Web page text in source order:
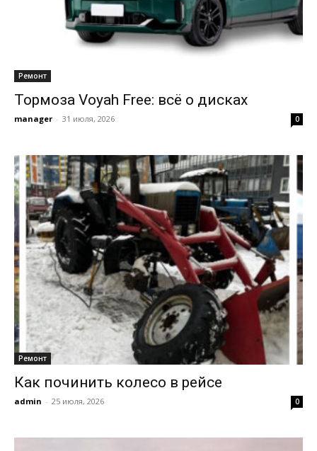
Ремонт
Тормоза Voyah Free: всё о дисках
manager - 31 июля, 2026 0
Ремонт
Как починить колесо в рейсе
admin - 25 июля, 2026 0